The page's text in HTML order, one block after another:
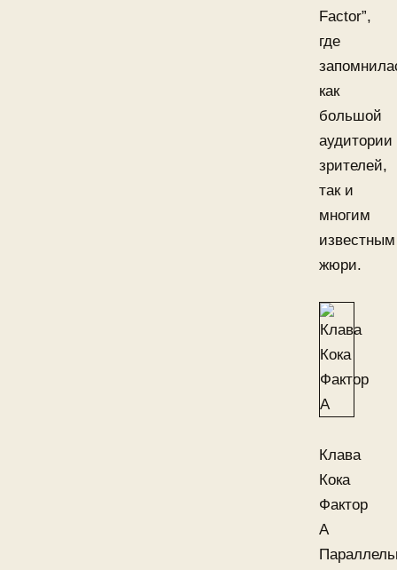
Factor”,
где
как
большой
аудитории
зрителей,
так и
многим
известным
жюри.
Клава
Кока
Фактор
А